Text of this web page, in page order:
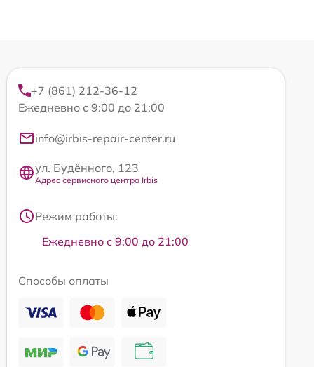
+7 (861) 212-36-12
Ежедневно с 9:00 до 21:00
info@irbis-repair-center.ru
ул. Будённого, 123
Адрес сервисного центра Irbis
Режим работы:
Ежедневно с 9:00 до 21:00
Способы оплаты